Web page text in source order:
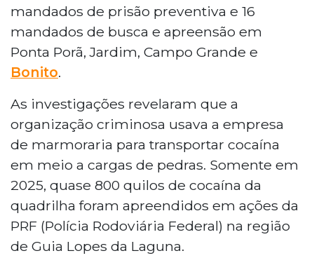
mandados de prisão preventiva e 16
mandados de busca e apreensão em
Ponta Porã, Jardim, Campo Grande e
Bonito.
As investigações revelaram que a
organização criminosa usava a empresa
de marmoraria para transportar cocaína
em meio a cargas de pedras. Somente em
2025, quase 800 quilos de cocaína da
quadrilha foram apreendidos em ações da
PRF (Polícia Rodoviária Federal) na região
de Guia Lopes da Laguna.